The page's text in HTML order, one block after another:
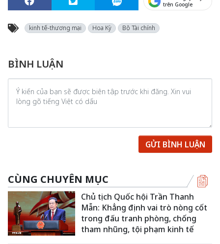
trên Google
kinh tế-thương mại Hoa Kỳ Bộ Tài chính
BÌNH LUẬN
GỬI BÌNH LUẬN
CÙNG CHUYÊN MỤC
Chủ tịch Quốc hội Trần Thanh
Mẫn: Khẳng định vai trò nòng cốt
trong đấu tranh phòng, chống
tham nhũng, tội phạm kinh tế